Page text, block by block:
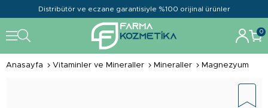
Distribütör ve eczane garantisiyle %100 orijinal ürünler
0
Anasayfa Vitaminler ve Mineraller Mineraller Magnezyum